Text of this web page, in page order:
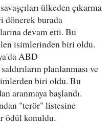
ülkeden çıkarma
dönerek burada
devam etti. Bu
isimlerinden biri oldu.
ABD
planlanması ve
biri oldu. Bu
aranmaya başlandı.
"terör" listesine
ödül konuldu.